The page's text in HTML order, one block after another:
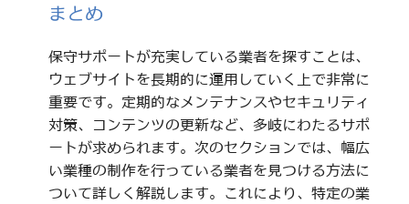
まとめ
保守サポートが充実している業者を探すことは、
ウェブサイトを長期的に運用していく上で非常に
重要です。定期的なメンテナンスやセキュリティ
対策、コンテンツの更新など、多岐にわたるサポ
ートが求められます。次のセクションでは、幅広
い業種の制作を行っている業者を見つける方法に
ついて詳しく解説します。これにより、特定の業